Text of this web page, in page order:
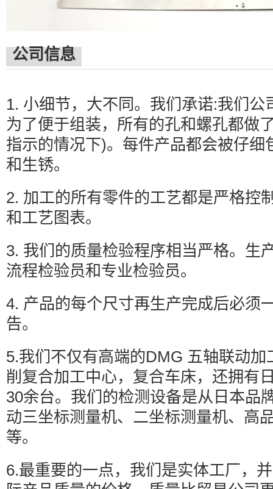
公司信息
1. 小细节，大不同。我们承诺:我们
为了便于组装，所有的孔和螺孔都做
指示的情况下)。每件产品都会被仔
和生锈。
2. 加工的所有零件的工艺都是严格控
和工艺图表。
3. 我们的质量检验程序相当严格。生
流程检验员和专业检验员。
4. 产品的每个尺寸再生产完成后必须
告。
5.我们不仅有高端的DMG 五轴联动
削复合加工中心，复合车床，还拥有
30余台。我们的检测设备是从日本品
动三坐标测量机、二坐标测量机、高
等。
6.最重要的一点，我们是实体工厂，